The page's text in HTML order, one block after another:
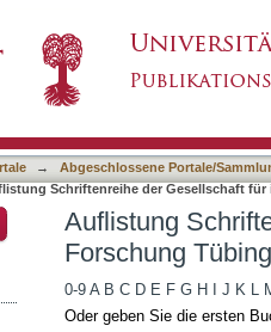
→
Abgeschlossene Portale/
Schriftenreihe der Gesellschaft
Auflistung
Forschung
0-9 A B C D E F G H J K L
Oder geben Sie die ersten